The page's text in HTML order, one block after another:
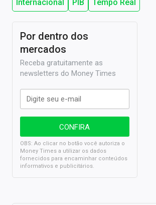
Internacional
PIB Tempo Real
Por dentro dos
mercados
Receba gratuitamente as
newsletters do Money Times
OBS: Ao clicar no botão você autoriza o
Money Times a utilizar os dados
fornecidos para encaminhar conteúdos
informativos e publicitários.